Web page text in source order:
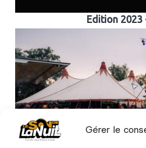
Gérer le
Edition 2023